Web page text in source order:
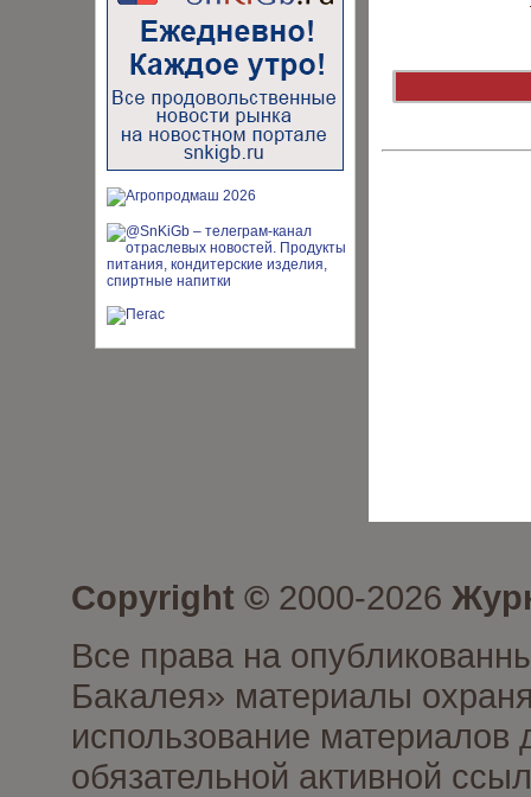
Copyright © 2000-2026
Все права на
Бакалея» материалы
использование материалов
обязательной активной